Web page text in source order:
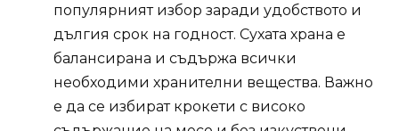
популярният избор заради удобството и
дългия срок на годност. Сухата храна е
балансирана и съдържа всички
необходими хранителни вещества. Важно
е да се избират крокети с високо